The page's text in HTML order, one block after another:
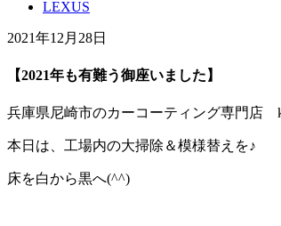
LEXUS
2021年12月28日
【2021年も有難う御座いました】
兵庫県尼崎市のカーコーティング専門店
本日は、工場内の大掃除＆模様替えを♪
床を白から黒へ(^^)